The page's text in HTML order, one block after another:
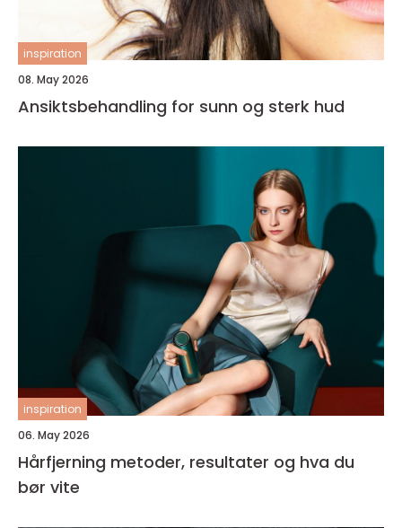
inspiration
08. May 2026
Ansiktsbehandling for sunn og sterk hud
inspiration
06. May 2026
Hårfjerning metoder, resultater og hva du
bør vite